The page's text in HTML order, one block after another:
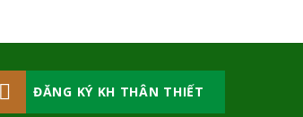
ĐĂNG KÝ KH THÂN THIẾT